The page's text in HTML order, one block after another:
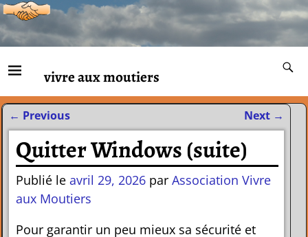
vivre aux moutiers
Navigation des articles
← Previous Next →
Quitter Windows (suite)
Publié le avril 29, 2026 par Association Vivre
aux Moutiers
Pour garantir un peu mieux sa sécurité et